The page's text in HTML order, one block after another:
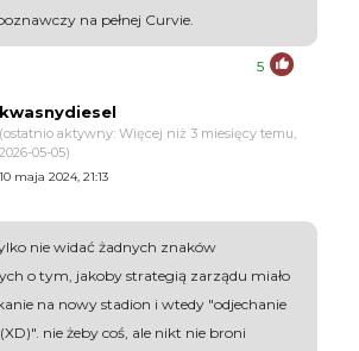
na pełnej Curvie.
5
kwasnydiesel
(ostatnio aktywny: Więcej niż 3 miesięcy temu,
2026-05-05)
10 maja 2024, 21:13
nie widać żadnych znaków
o tym, jakoby strategią zarządu miało
na nowy stadion i wtedy "odjechanie
nie żeby coś, ale nikt nie broni